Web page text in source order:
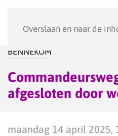
Overslaan en naar de
BENNEKOM
afgesloten door
maandag 14 april 2025,